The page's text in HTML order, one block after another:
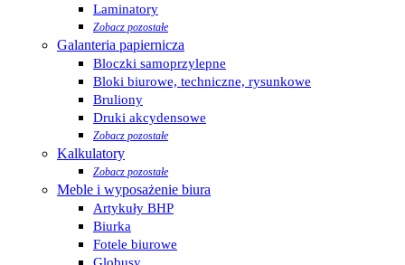
Laminatory
Zobacz pozostałe
Galanteria papiernicza
Bloczki samoprzylepne
Bloki biurowe, techniczne, rysunkowe
Bruliony
Druki akcydensowe
Zobacz pozostałe
Kalkulatory
Zobacz pozostałe
Meble i wyposażenie biura
Artykuły BHP
Biurka
Fotele biurowe